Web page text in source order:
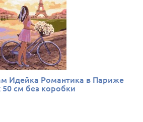
Идейка Романтика в Париже
50 см без коробки